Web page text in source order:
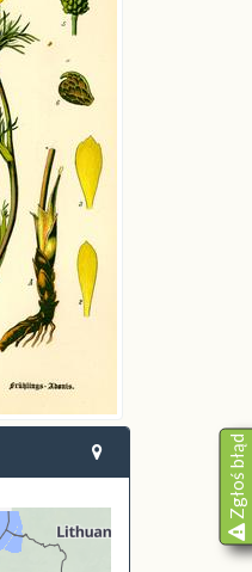
Zgłoś błąd